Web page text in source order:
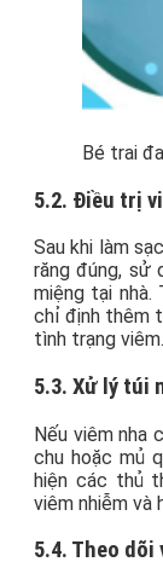
Bé trai
5.2. Điều trị
Sau khi làm
răng đúng, sử
miệng tại
chỉ định thêm
tình trạng viêm.
5.3. Xử lý túi
Nếu viêm nha
chu hoặc mủ
hiện các thủ
viêm nhiễm và
5.4. Theo dõi